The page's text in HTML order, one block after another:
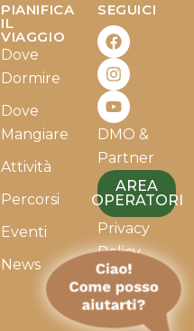
PIANIFICA
IL
VIAGGIO
Dove
Dormire
Dove
Mangiare
Attività
Percorsi
Eventi
News
SEGUICI
F
a
c
e
b
o
o
k
I
n
s
t
a
g
r
a
m
Y
o
u
t
u
b
e
DMO &
Partner
AREA
OPERATORI
Privacy
Policy
Cookie
Policy